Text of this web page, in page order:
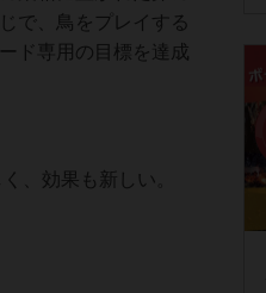
で、鳥をプレイする
ド専用の目標を達成
、効果も新しい。